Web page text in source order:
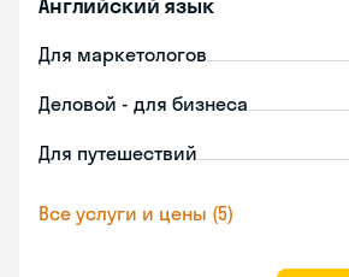
Для маркетологов
Деловой - для бизнеса
Для путешествий
Все услуги и цены (5)